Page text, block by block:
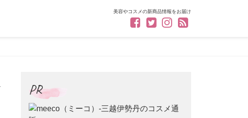
美容やコスメの新商品情報をお届け
PR